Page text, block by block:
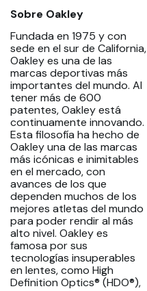
Sobre Oakley
Fundada en 1975 y con
sede en el sur de California,
Oakley es una de las
marcas deportivas más
importantes del mundo. Al
tener más de 600
patentes, Oakley está
continuamente innovando.
Esta filosofía ha hecho de
Oakley una de las marcas
más icónicas e inimitables
en el mercado, con
avances de los que
dependen muchos de los
mejores atletas del mundo
para poder rendir al más
alto nivel. Oakley es
famosa por sus
tecnologías insuperables
en lentes, como High
Definition Optics® (HDO®),